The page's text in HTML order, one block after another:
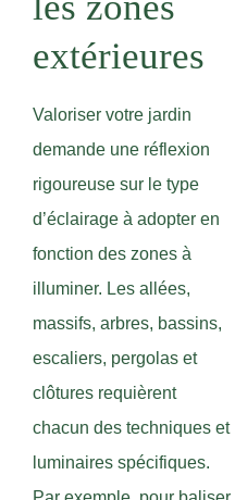
extérieures
Valoriser votre jardin
demande une réflexion
rigoureuse sur le type
d’éclairage à adopter en
fonction des zones à
illuminer. Les allées,
massifs, arbres, bassins,
escaliers, pergolas et
clôtures requièrent
chacun des techniques et
luminaires spécifiques.